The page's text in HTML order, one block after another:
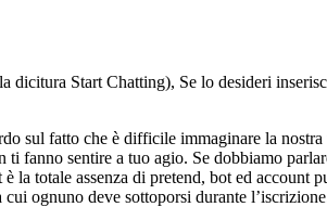
Start Chatting), Se lo desideri
sul fatto che è difficile immaginare la
sentire a tuo agio. Se dobbiamo
totale assenza di pretend, bot ed account
ognuno deve sottoporsi durante